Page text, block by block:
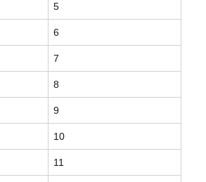
5
6
7
8
9
10
11